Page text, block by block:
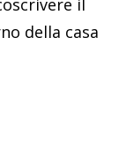
della casa